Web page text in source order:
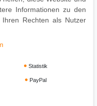
Informationen zu den
Rechten als Nutzer
Statistik
PayPal